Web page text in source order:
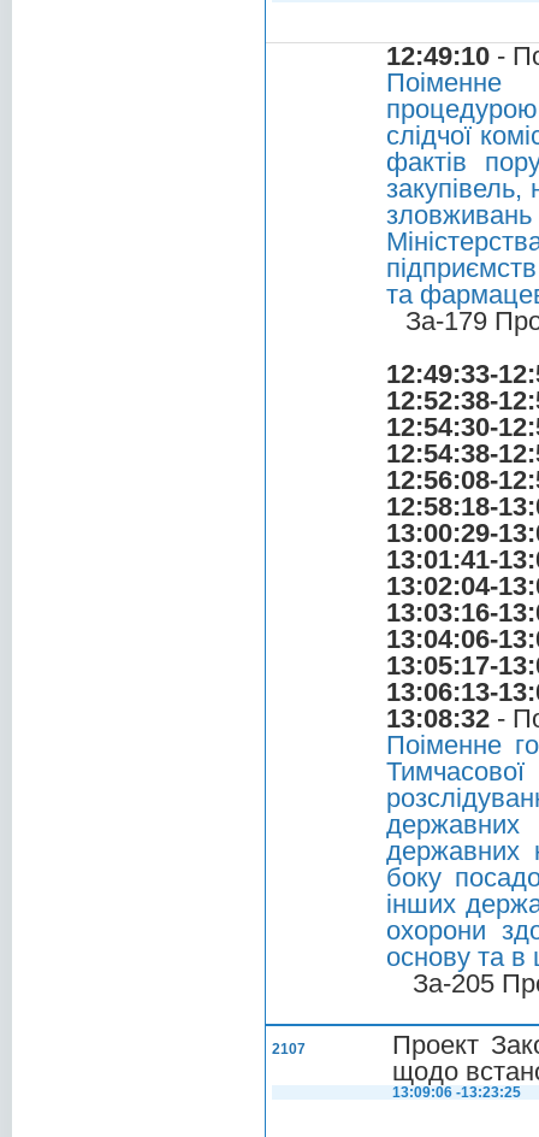
12:49:10 -
Поіменне
слідчої
фактів
та
За-179
12:49:33-
12:52:38-
12:54:30-
12:54:38-
12:56:08-
12:58:18-
13:00:29-
13:01:41-
13:02:04-
13:03:16-
13:04:06-
13:05:17-
13:06:13-
13:08:32 -
Поіменне
Тимчасової
державних
боку
інших
охорони
основу та в
За-205
2107
Проект
щодо
13:09:06 -13:23:25